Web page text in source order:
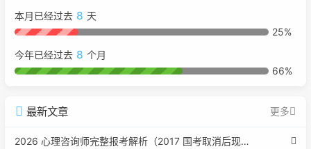
本月已经过去 8 天
25%
今年已经过去 8 个月
66%
最新文章 更多
2026 心理咨询师完整报考解析（2017 国考取消后现行权威体系 + 避坑全指南）